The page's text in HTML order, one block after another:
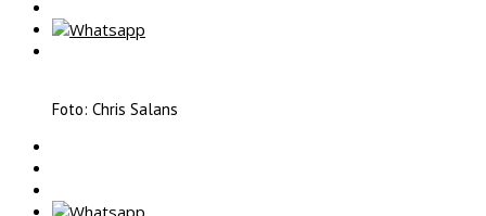
Foto: Chris Salans